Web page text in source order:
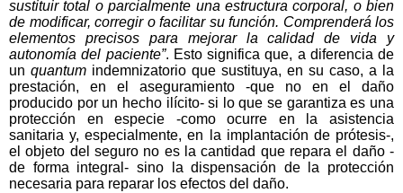
sustituir total o parcialmente una estructura corporal, o bien
de modificar, corregir o facilitar su función. Comprenderá los
elementos precisos para mejorar la calidad de vida y
autonomía del paciente”. Esto significa que, a diferencia de
un quantum indemnizatorio que sustituya, en su caso, a la
prestación, en el aseguramiento -que no en el daño
producido por un hecho ilícito- si lo que se garantiza es una
protección en especie -como ocurre en la asistencia
sanitaria y, especialmente, en la implantación de prótesis-,
el objeto del seguro no es la cantidad que repara el daño -
de forma integral- sino la dispensación de la protección
necesaria para reparar los efectos del daño.